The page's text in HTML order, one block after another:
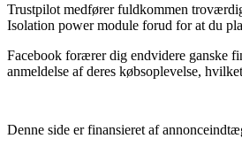
Trustpilot medfører fuldkommen
Isolation power module forud for at du
Facebook forærer dig endvidere ganske
anmeldelse af deres købsoplevelse,
Denne side er finansieret af